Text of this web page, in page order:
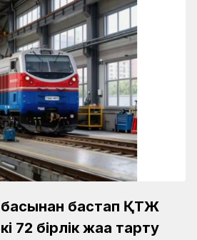
бастап ҚТЖ
72 бірлік жаңа тарту